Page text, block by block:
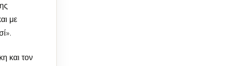
με
και τον